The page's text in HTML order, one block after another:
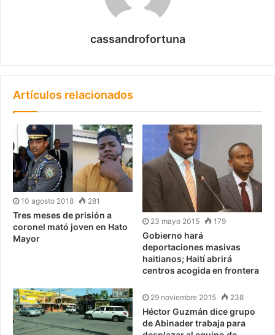
cassandrofortuna
Artículos relacionados
10 agosto 2018 281
Tres meses de prisión a
coronel mató joven en Hato
Mayor
23 mayo 2015 179
Gobierno hará
deportaciones masivas
haitianos; Haití abrirá
centros acogida en frontera
29 noviembre 2015 238
Héctor Guzmán dice grupo
de Abinader trabaja para